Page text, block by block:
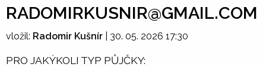
RADOMIRKUSNIR@GMAIL.COM
vložil: Radomir Kušnír 30. 05. 2026 17:30
PRO JAKÝKOLI TYP PŮJČKY: